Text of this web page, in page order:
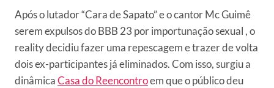
Após o lutador “Cara de Sapato” e o cantor Mc Guimê
serem expulsos do BBB 23 por importunação sexual , o
reality decidiu fazer uma repescagem e trazer de volta
dois ex-participantes já eliminados. Com isso, surgiu a
dinâmicaCasa do Reencontroem que o público deu